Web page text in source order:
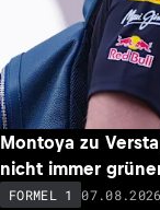
Montoya zu
nicht immer
FORMEL 1